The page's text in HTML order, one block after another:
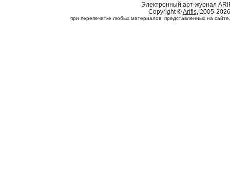
Электронный арт-журнал
Copyright ©Arifis, 2005-2026
при перепечатке любых материалов, представленных на